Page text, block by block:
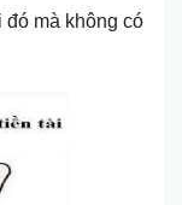
đó mà không có